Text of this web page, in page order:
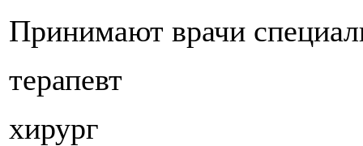
Принимают врачи
терапевт
хирург